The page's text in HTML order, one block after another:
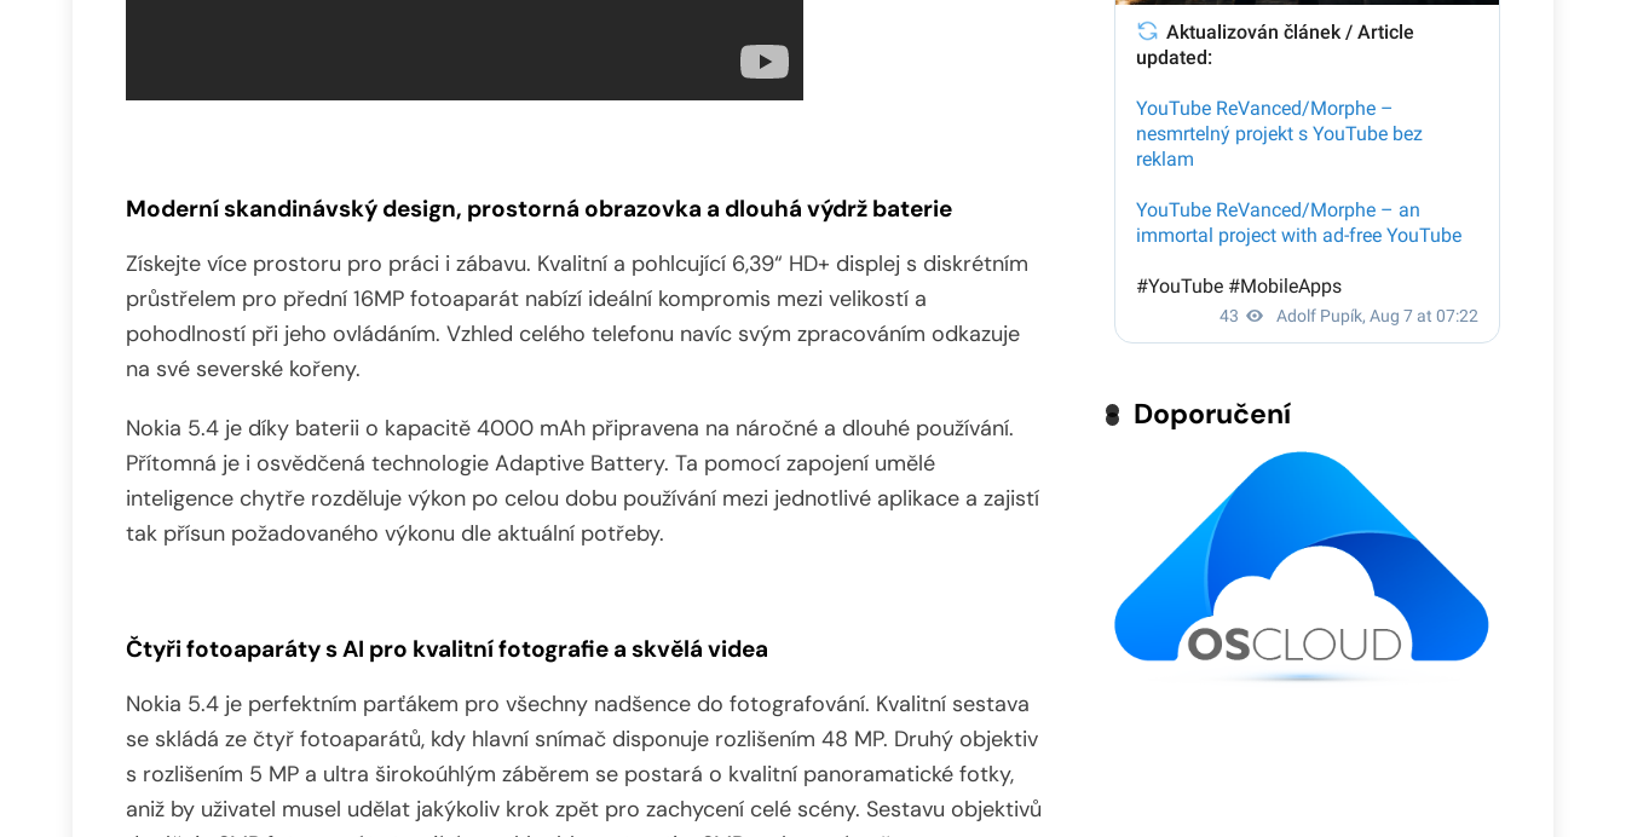
Moderní skandinávský design, prostorná obrazovka a dlouhá výdrž baterie
Získejte více prostoru pro práci i zábavu. Kvalitní a pohlcující 6,39“ HD+ displej s diskrétním
průstřelem pro přední 16MP fotoaparát nabízí ideální kompromis mezi velikostí a
pohodlností při jeho ovládáním. Vzhled celého telefonu navíc svým zpracováním odkazuje
na své severské kořeny.
Nokia 5.4 je díky baterii o kapacitě 4000 mAh připravena na náročné a dlouhé používání.
Přítomná je i osvědčená technologie Adaptive Battery. Ta pomocí zapojení umělé
inteligence chytře rozděluje výkon po celou dobu používání mezi jednotlivé aplikace a zajistí
tak přísun požadovaného výkonu dle aktuální potřeby.
Čtyři fotoaparáty s AI pro kvalitní fotografie a skvělá videa
Nokia 5.4 je perfektním parťákem pro všechny nadšence do fotografování. Kvalitní sestava
se skládá ze čtyř fotoaparátů, kdy hlavní snímač disponuje rozlišením 48 MP. Druhý objektiv
s rozlišením 5 MP a ultra širokoúhlým záběrem se postará o kvalitní panoramatické fotky,
aniž by uživatel musel udělat jakýkoliv krok zpět pro zachycení celé scény. Sestavu objektivů
Doporučení